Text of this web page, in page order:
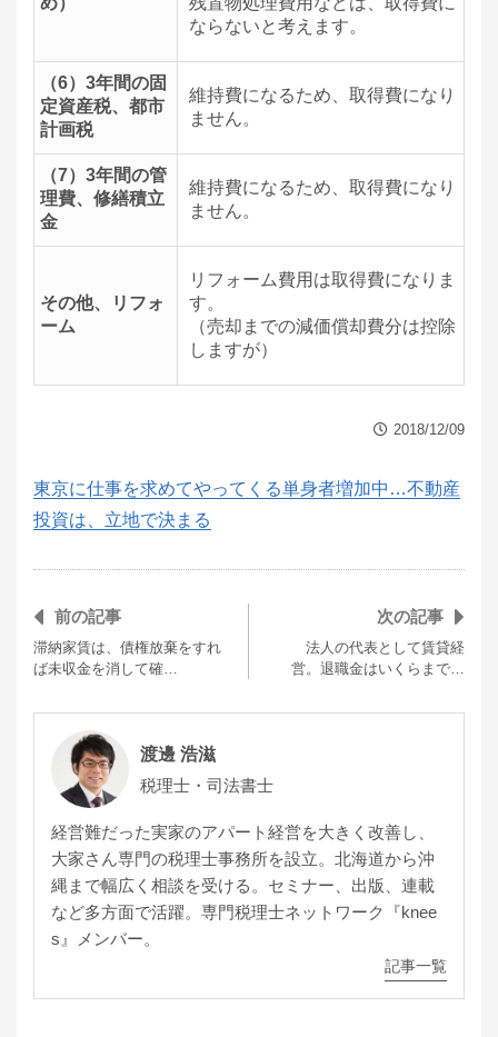
ならないと考えます。
（6）3年間の固
定資産税、都市
計画税
維持費になるため、取得費になり
ません。
（7）3年間の管
理費、修繕積立
金
維持費になるため、取得費になり
ません。
その他、リフォ
ーム
リフォーム費用は取得費になりま
す。
（売却までの減価償却費分は控除
しますが）
2018/12/09
東京に仕事を求めてやってくる単身者増加中…不動産
投資は、立地で決まる
前の記事
滞納家賃は、債権放棄をすれ
ば未収金を消して確…
次の記事
法人の代表として賃貸経
営。退職金はいくらまで…
渡邊 浩滋
税理士・司法書士
経営難だった実家のアパート経営を大きく改善し、
大家さん専門の税理士事務所を設立。北海道から沖
縄まで幅広く相談を受ける。セミナー、出版、連載
など多方面で活躍。専門税理士ネットワーク『knee
s』メンバー。
記事一覧